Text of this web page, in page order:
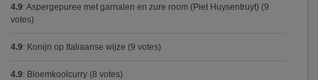
4.9: Aspergepuree met garnalen en zure room (Piet Huysentruyt) (9
votes)
4.9: Konijn op Italiaanse wijze (9 votes)
4.9: Bloemkoolcurry (8 votes)